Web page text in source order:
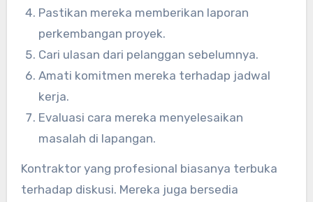
Pastikan mereka memberikan laporan
perkembangan proyek.
Cari ulasan dari pelanggan sebelumnya.
Amati komitmen mereka terhadap jadwal
kerja.
Evaluasi cara mereka menyelesaikan
masalah di lapangan.
Kontraktor yang profesional biasanya terbuka
terhadap diskusi. Mereka juga bersedia